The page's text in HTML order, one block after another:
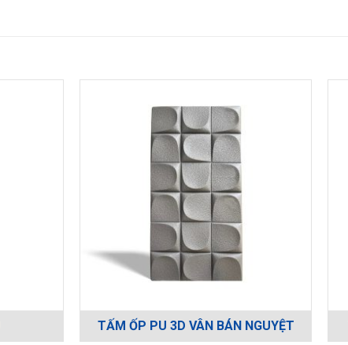
TẤM ỐP PU 3D VÂN BÁN NGUYỆT